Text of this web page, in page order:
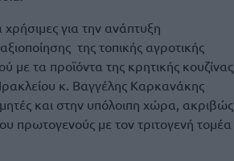
χρήσιμες για την ανάπτυξη
της τοπικής αγροτικής
τα προϊόντα της κρητικής κουζίνας,
κ. Βαγγέλης Καρκανάκης
και στην υπόλοιπη χώρα, ακριβώς
πρωτογενούς με τον τριτογενή τομέα